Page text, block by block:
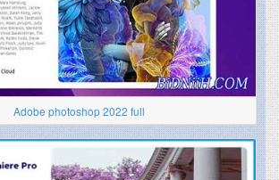
Adobe photoshop 2022 full